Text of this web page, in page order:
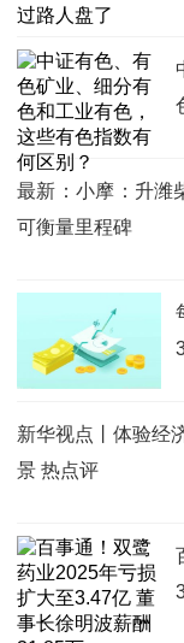
最新：小摩：升潍
可衡量里程碑
新华视点丨体验经
景 热点评